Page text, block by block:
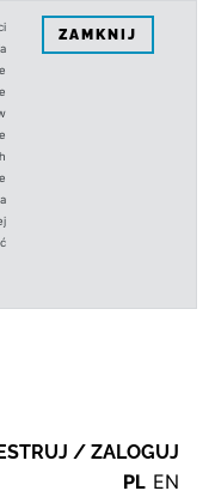
ZAMKNIJ
/ ZALOGUJ
PL EN